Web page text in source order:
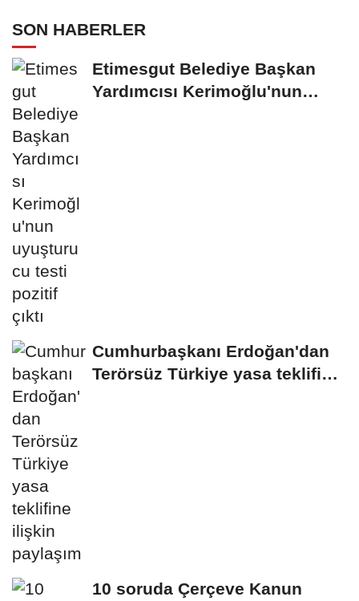
SON HABERLER
Etimesgut Belediye Başkan
Yardımcısı Kerimoğlu'nun
Cumhurbaşkanı Erdoğan'dan
Terörsüz Türkiye yasa teklifine
10 soruda Çerçeve Kanun